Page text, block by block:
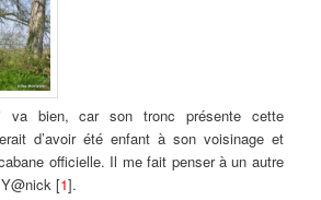
va bien, car son tronc présente cette
d’avoir été enfant à son voisinage et
officielle. Il me fait penser à un autre
[1].